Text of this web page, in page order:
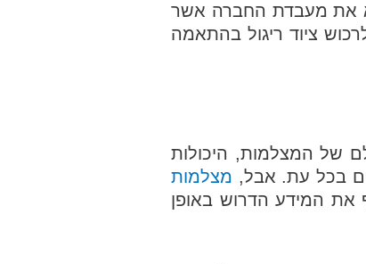
את מעבדת החברה אשר
ציוד ריגול בהתאמה
של המצלמות, היכולות
בכל עת. אבל, מצלמות
את המידע הדרוש באופן